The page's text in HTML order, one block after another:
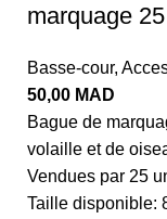
marquage
Basse-cour,
50,00 MAD
Bague de
volaille et de
Vendues par 25
Taille disponible: